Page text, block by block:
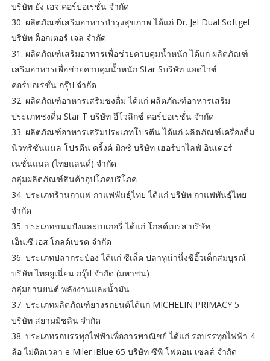
บริษัท ยัง เอจ คอร์ปอเรชั่น จำกัด
30. ผลิตภัณฑ์เสริมอาหารบำรุงสุขภาพ ได้แก่ Dr. Jel Dual Softgel
บริษัท ด็อกเตอร์ เจล จำกัด
31. ผลิตภัณฑ์เสริมอาหารเพื่อช่วยควบคุมน้ำหนัก ได้แก่ ผลิตภัณฑ์
เสริมอาหารเพื่อช่วยควบคุมน้ำหนัก Star Sบริษัท แอดไวซ์
คอร์ปอเรชั่น กรุ๊ป จํากัด
32. ผลิตภัณฑ์อาหารเสริมชงดื่ม ได้แก่ ผลิตภัณฑ์อาหารเสริม
ประเภทชงดื่ม Star T บริษัท อีโวลิกซ์ คอร์ปอเรชั่น จํากัด
33. ผลิตภัณฑ์อาหารเสริมประเภทโปรตีน ได้แก่ ผลิตภัณฑ์เครื่องดื่ม
นิวทริชันแนล โปรตีน ดริ้งค์ มิกซ์ บริษัท เฮอร์บาไลฟ์ อินเตอร์
เนชั่นแนล (ไทยแลนด์) จำกัด
กลุ่มผลิตภัณฑ์สินค้าอุปโภคบริโภค
34. ประเภทร้านกาแฟ กาแฟพันธุ์ไทย ได้แก่ บริษัท กาแฟพันธุ์ไทย
จำกัด
35. ประเภทขนมปังและเบเกอรี่ ได้แก่ โกลด์เบรส บริษัท
เอ็น.ซี.เอส.โกลด์เบรด จำกัด
36. ประเภทปลากระป๋อง ได้แก่ ซีเล็ค ปลาทูน่านึ่งซีอิ๊วเด็กสมบูรณ์
บริษัท ไทยยูเนี่ยน กรุ๊ป จำกัด (มหาชน)
กลุ่มยานยนต์ พลังงานและน้ำมัน
37. ประเภทผลิตภัณฑ์ยางรถยนต์ได้แก่ MICHELIN PRIMACY 5
บริษัท สยามมิชลิน จำกัด
38. ประเภทรถบรรทุกไฟฟ้าเพื่อการพาณิชย์ ได้แก่ รถบรรทุกไฟฟ้า 4
ล้อ ไม่ติดเวลา e Miler iBlue 65 บริษัท ซีพี โฟตอน เซลส์ จำกัด